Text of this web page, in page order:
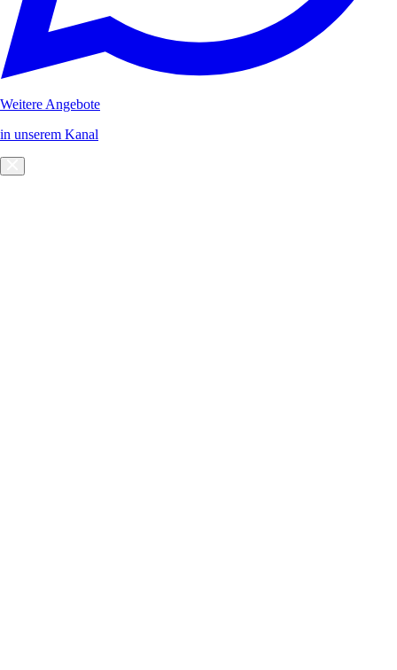
Weitere Angebote
in unserem Kanal